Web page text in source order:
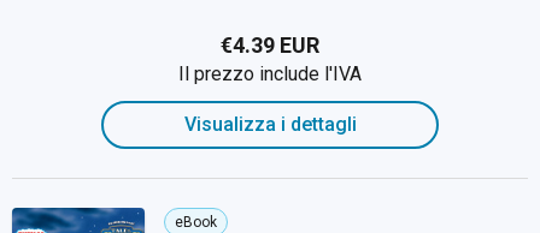
€4.39 EUR
Il prezzo include l'IVA
Visualizza i dettagli
eBook